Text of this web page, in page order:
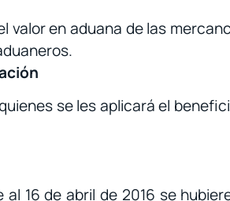
valor en aduana de las
se les aplicará el
16 de abril de 2016 se